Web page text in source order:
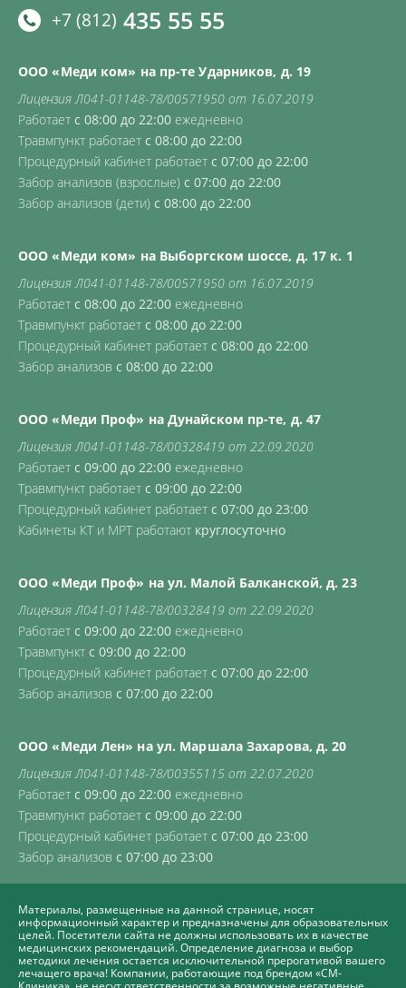
+7 (812) 435 55 55
ООО «Меди ком» на пр-те Ударников, д. 19
Лицензия Л041-01148-78/00571950 от 16.07.2019
Работает с 08:00 до 22:00 ежедневно
Травмпункт работает с 08:00 до 22:00
Процедурный кабинет работает с 07:00 до 22:00
Забор анализов (взрослые) с 07:00 до 22:00
Забор анализов (дети) с 08:00 до 22:00
ООО «Меди ком» на Выборгском шоссе, д. 17 к. 1
Лицензия Л041-01148-78/00571950 от 16.07.2019
Работает с 08:00 до 22:00 ежедневно
Травмпункт работает с 08:00 до 22:00
Процедурный кабинет работает с 08:00 до 22:00
Забор анализов с 08:00 до 22:00
ООО «Меди Проф» на Дунайском пр-те, д. 47
Лицензия Л041-01148-78/00328419 от 22.09.2020
Работает с 09:00 до 22:00 ежедневно
Травмпункт работает с 09:00 до 22:00
Процедурный кабинет работает с 07:00 до 23:00
Кабинеты КТ и МРТ работают круглосуточно
ООО «Меди Проф» на ул. Малой Балканской, д. 23
Лицензия Л041-01148-78/00328419 от 22.09.2020
Работает с 09:00 до 22:00 ежедневно
Травмпункт с 09:00 до 22:00
Процедурный кабинет работает с 07:00 до 22:00
Забор анализов с 07:00 до 22:00
ООО «Меди Лен» на ул. Маршала Захарова, д. 20
Лицензия Л041-01148-78/00355115 от 22.07.2020
Работает с 09:00 до 22:00 ежедневно
Травмпункт работает с 09:00 до 22:00
Процедурный кабинет работает с 07:00 до 23:00
Забор анализов с 07:00 до 23:00
Материалы, размещенные на данной странице, носят
информационный характер и предназначены для образовательных
целей. Посетители сайта не должны использовать их в качестве
медицинских рекомендаций. Определение диагноза и выбор
методики лечения остается исключительной прерогативой вашего
лечащего врача! Компании, работающие под брендом «СМ-